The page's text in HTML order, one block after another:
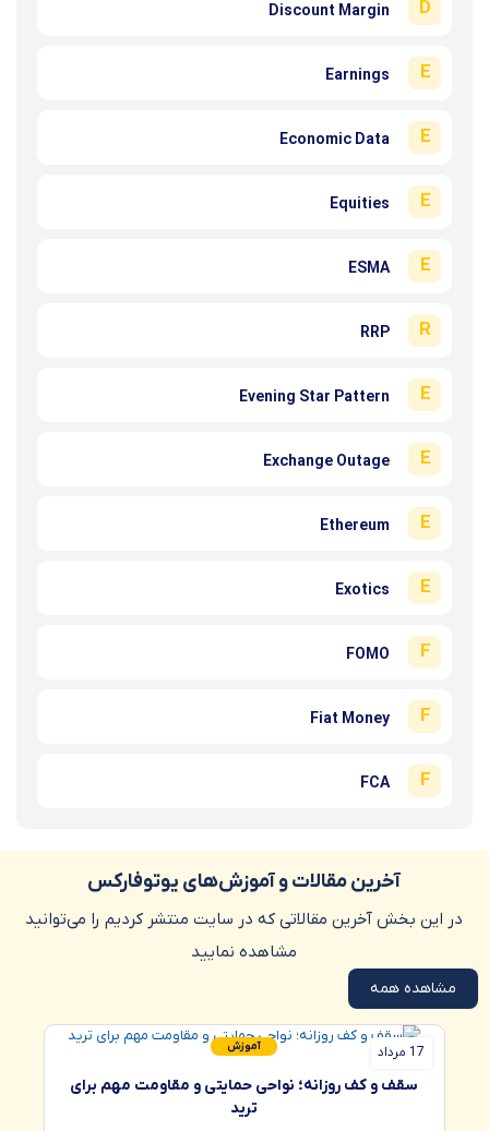
D
Discount Margin
E
Earnings
E
Economic Data
E
Equities
E
ESMA
R
RRP
E
Evening Star Pattern
E
Exchange Outage
E
Ethereum
E
Exotics
F
FOMO
F
Fiat Money
F
FCA
آخرین مقالات و آموزش‌های یوتوفارکس
در این بخش آخرین مقالاتی که در سایت منتشر کردیم را می‌توانید
مشاهده نمایید
مشاهده همه
17 مرداد آموزش
سقف و کف روزانه؛ نواحی حمایتی و مقاومت مهم برای
ترید